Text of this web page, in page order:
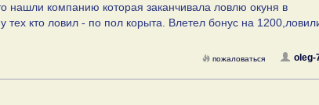
нашли компанию которая заканчивала ловлю окуня в
тех кто ловил - по пол корыта. Влетел бонус на
oleg-
пожаловаться